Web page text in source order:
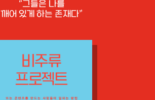
그들은 나를
깨어 있게 하는 존재다